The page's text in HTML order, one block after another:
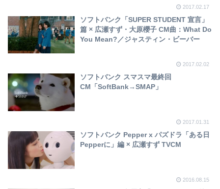
2017.02.17
ソフトバンク「SUPER STUDENT 宣言」
篇 × 広瀬すず・大原櫻子 CM曲：What Do
You Mean?／ジャスティン・ビーバー
2017.02.02
ソフトバンク スマスマ最終回
CM「SoftBank→SMAP」
2017.01.31
ソフトバンク Pepper x パズドラ「ある日
Pepperに」編 × 広瀬すず TVCM
2016.08.15